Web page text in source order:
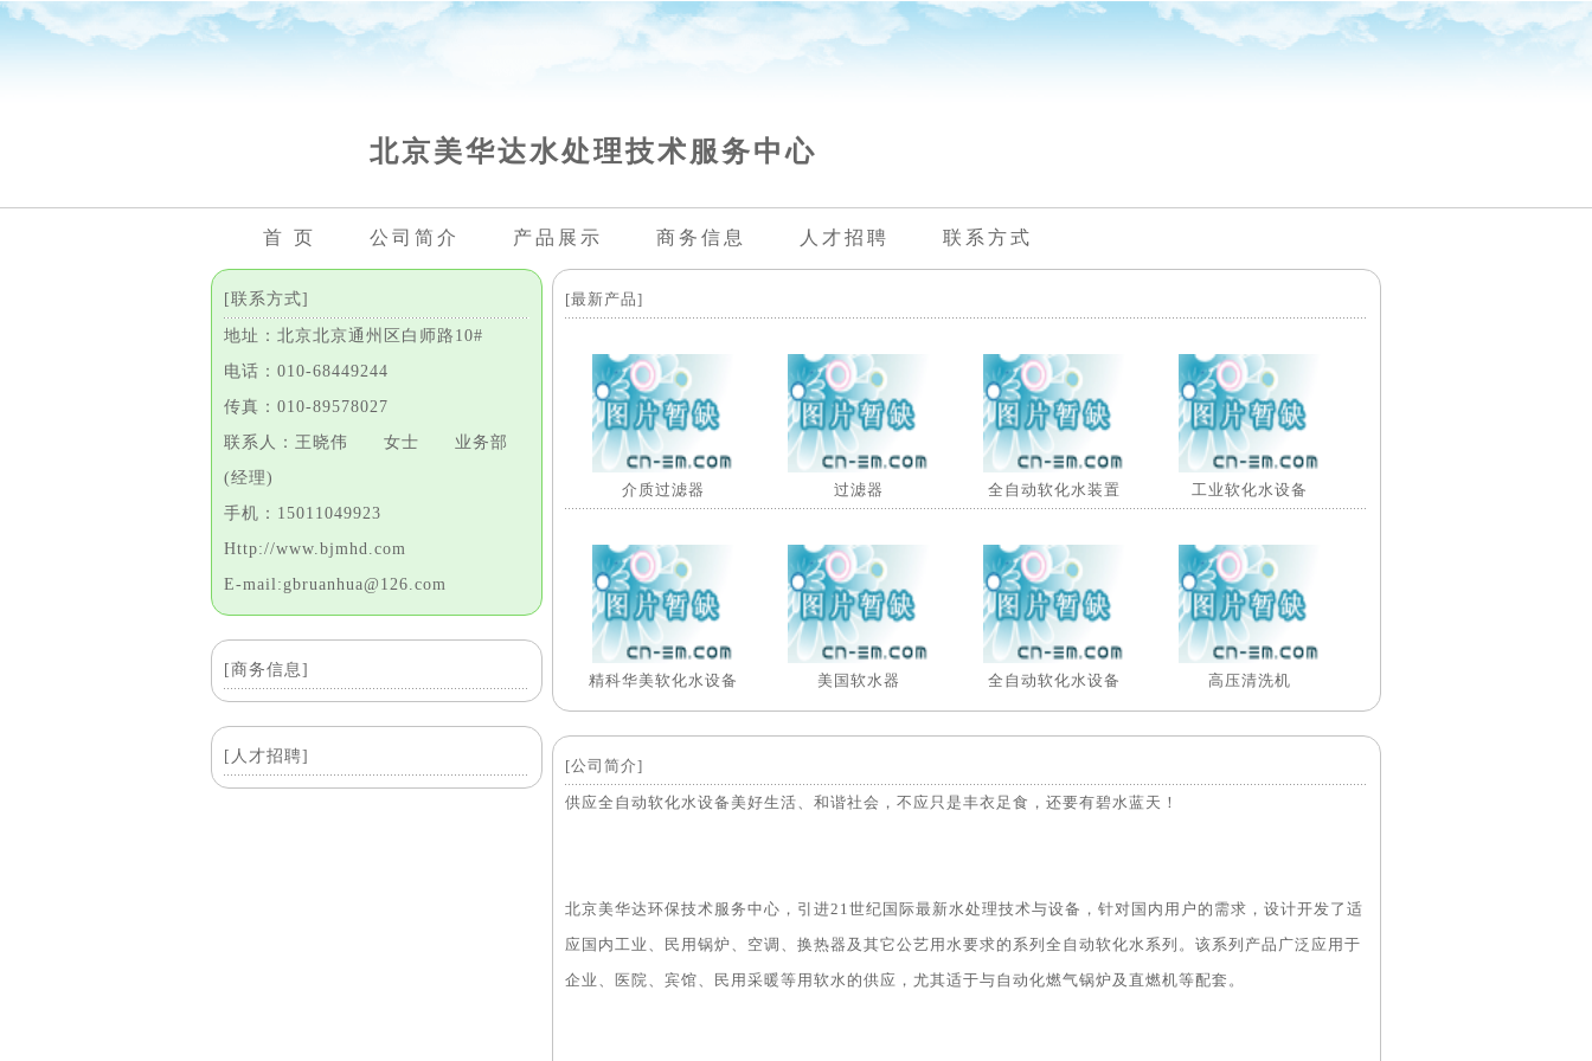
北京美华达水处理技术服务中心
首 页 公司简介 产品展示 商务信息 人才招聘 联系方式
[联系方式]
地址：北京北京通州区白师路10#
电话：010-68449244
传真：010-89578027
联系人：王晓伟 女士 业务部
(经理)
手机：15011049923
Http://www.bjmhd.com
E-mail:gbruanhua@126.com
[商务信息]
[人才招聘]
[最新产品]
介质过滤器 过滤器 全自动软化水装置 工业软化水设备
精科华美软化水设备 美国软水器 全自动软化水设备 高压清洗机
[公司简介]
供应全自动软化水设备美好生活、和谐社会，不应只是丰衣足食，还要有碧水蓝天！
北京美华达环保技术服务中心，引进21世纪国际最新水处理技术与设备，针对国内用户的需求，设计开发了适
应国内工业、民用锅炉、空调、换热器及其它公艺用水要求的系列全自动软化水系列。该系列产品广泛应用于
企业、医院、宾馆、民用采暖等用软水的供应，尤其适于与自动化燃气锅炉及直燃机等配套。